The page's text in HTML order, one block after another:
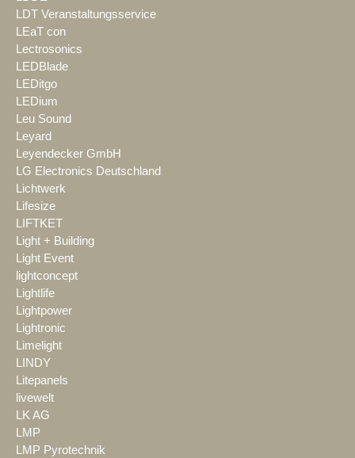
LDT Veranstaltungsservice
LEaT con
Lectrosonics
LEDBlade
LEDitgo
LEDium
Leu Sound
Leyard
Leyendecker GmbH
LG Electronics Deutschland
Lichtwerk
Lifesize
LIFTKET
Light + Building
Light Event
lightconcept
Lightlife
Lightpower
Lightronic
Limelight
LINDY
Litepanels
livewelt
LK AG
LMP
LMP Pyrotechnik